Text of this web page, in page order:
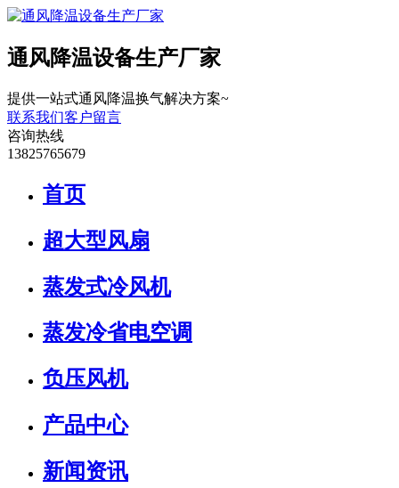
通风降温设备生产厂家
提供一站式通风降温换气解决方案~
联系我们客户留言
咨询热线
13825765679
首页
超大型风扇
蒸发式冷风机
蒸发冷省电空调
负压风机
产品中心
新闻资讯